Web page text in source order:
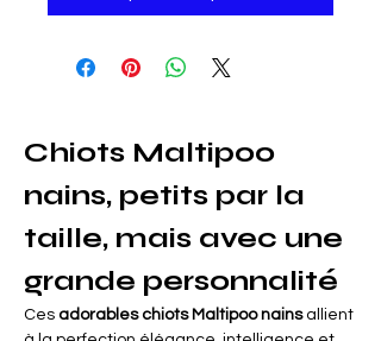
Chiots Maltipoo
nains, petits par la
taille, mais avec une
grande personnalité
Ces adorables chiots Maltipoo nains allient